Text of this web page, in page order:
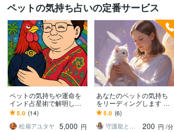
ペットの気持ち占いの定番サービス
ペットの気持ちや運命を
インド占星術で解明しま
す ペットに関するご相談
はインド占星術ですっき
り解決！
5.0 (14)
松扇アユタヤ
5,000 円
あなたのペットの気持ち
をリーディングします 愛
しい存在との絆、さらに
深めませんか？
5.0 (6)
守護龍と舞う癒しの巫女⛩️鈴蘭
200 円 /分